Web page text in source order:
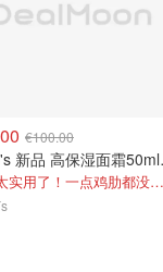
€100.00
这套太实用了！一点鸡肋都没有！